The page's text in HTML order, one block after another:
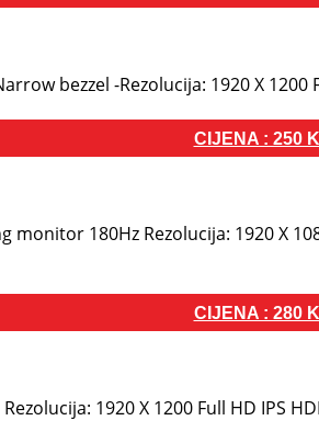
bezzel -Rezolucija: 1920 X
CIJENA : 250
monitor 180Hz Rezolucija: 1920 X
CIJENA : 280
1920 X 1200 Full HD IPS